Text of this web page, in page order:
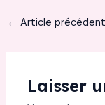
← Article précédent
Laisser